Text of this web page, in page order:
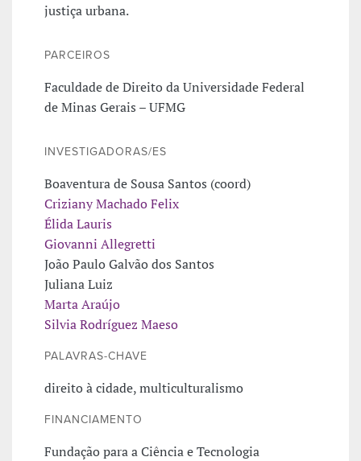
justiça urbana.
PARCEIROS
Faculdade de Direito da Universidade Federal
de Minas Gerais – UFMG
INVESTIGADORAS/ES
Boaventura de Sousa Santos (coord)
Criziany Machado Felix
Élida Lauris
Giovanni Allegretti
João Paulo Galvão dos Santos
Juliana Luiz
Marta Araújo
Silvia Rodríguez Maeso
PALAVRAS-CHAVE
direito à cidade, multiculturalismo
FINANCIAMENTO
Fundação para a Ciência e Tecnologia